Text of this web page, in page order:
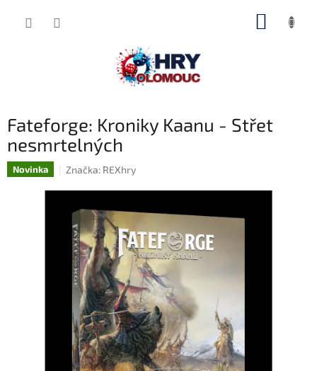
Fateforge: Kroniky Kaanu - Střet
nesmrtelných
Novinka Značka: REXhry